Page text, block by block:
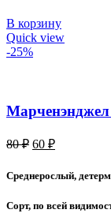
В корзину
Quick view
-25%
80₽
составляла
80 ₽.
60 ₽Текущая
60 ₽.
Среднерослый,
Сорт, по всей